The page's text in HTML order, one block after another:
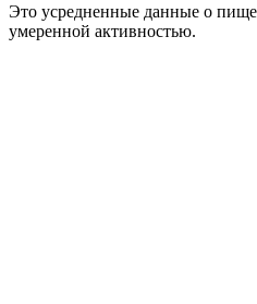
Это усредненные данные о
умеренной активностью.